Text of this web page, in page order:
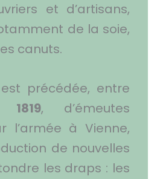
et d’artisans,
de la soie,
canuts.
précédée, entre
1819, d’émeutes
l’armée à Vienne,
de nouvelles
les draps : les